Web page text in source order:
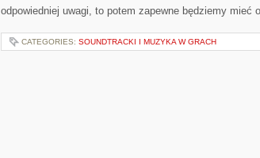
odpowiedniej uwagi, to potem zapewne będziemy mieć
CATEGORIES: SOUNDTRACKI I MUZYKA W GRACH